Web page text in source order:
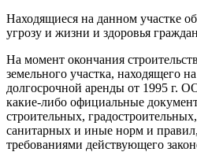
Находящиеся на данном участке
угрозу и жизни и здоровья
На момент окончания
земельного участка, находящего
долгосрочной аренды от 1995 г.
какие-либо официальные
строительных,
санитарных и иные норм и
требованиями действующего